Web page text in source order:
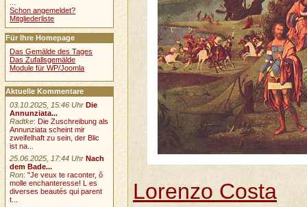
Lorenzo Costa
Schon angemeldet?
Mitgliederliste
Für Ihre Homepage
Das Gemälde des Tages
Das Zufallsgemälde
Module für WP/Joomla
Aktuelle Kommentare
03.10.2025, 15:46 Uhr Die
Annunziata...
Radtke: Die Zuschreibung als
Annunziata scheint mir
zweifelhaft zu sein, der Blic
ist na...
25.06.2025, 17:44 Uhr Nach
dem Bade...
Ron:"Je veux te raconter, ô
molle enchanteresse! L es
diverses beautés qui parent
t...